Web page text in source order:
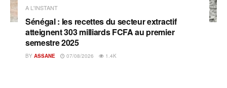
A L'INSTANT
Sénégal : les recettes du secteur extractif
atteignent 303 milliards FCFA au premier
semestre 2025
BY ASSANE 07/08/2026 1.4K